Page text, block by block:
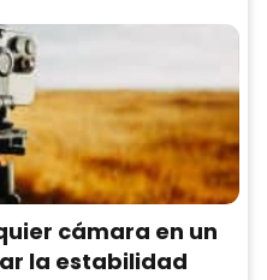
cámara en un
la estabilidad